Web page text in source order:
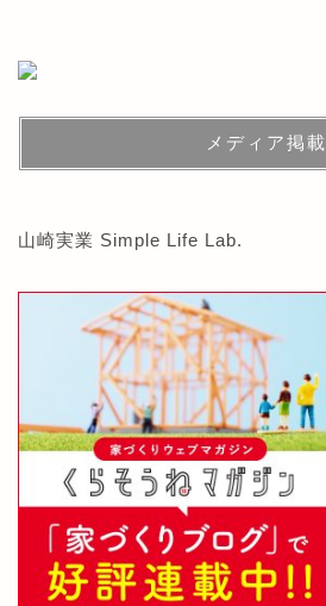
メディア掲載
山崎実業 Simple Life Lab.